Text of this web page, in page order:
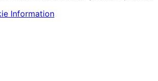
Information